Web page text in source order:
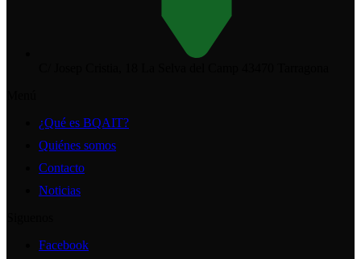
¿Qué es BQAIT?
Quiénes somos
Contacto
Noticias
Facebook